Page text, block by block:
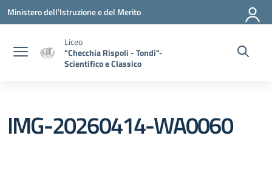
Vai ai contenuti
Vai al menu di navigazione
Vai al footer
Ministero dell'Istruzione e del Merito
Liceo
"Checchia Rispoli - Tondi"-
Scientifico e Classico
IMG-20260414-WA0060